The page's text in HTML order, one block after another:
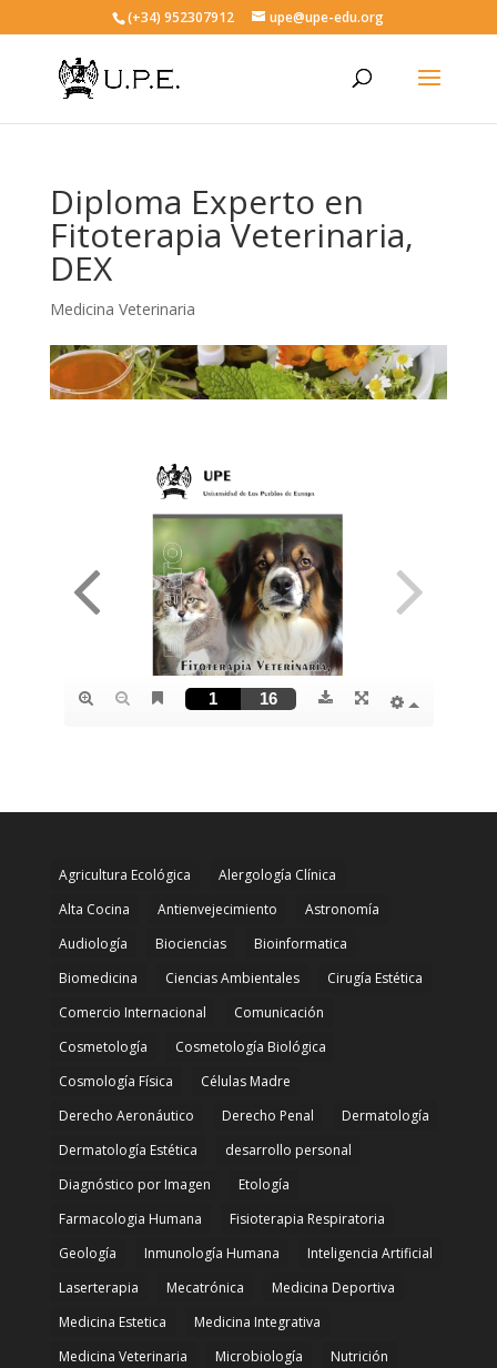
(+34) 952307912 upe@upe-edu.org
Diploma Experto en
Fitoterapia Veterinaria,
DEX
Medicina Veterinaria
Agricultura Ecológica
Alergología Clínica
Alta Cocina
Antienvejecimiento
Astronomía
Audiología
Biociencias
Bioinformatica
Biomedicina
Ciencias Ambientales
Cirugía Estética
Comercio Internacional
Comunicación
Cosmetología
Cosmetología Biológica
Cosmología Física
Células Madre
Derecho Aeronáutico
Derecho Penal
Dermatología
Dermatología Estética
desarrollo personal
Diagnóstico por Imagen
Etología
Farmacologia Humana
Fisioterapia Respiratoria
Geología
Inmunología Humana
Inteligencia Artificial
Laserterapia
Mecatrónica
Medicina Deportiva
Medicina Estetica
Medicina Integrativa
Medicina Veterinaria
Microbiología
Nutrición